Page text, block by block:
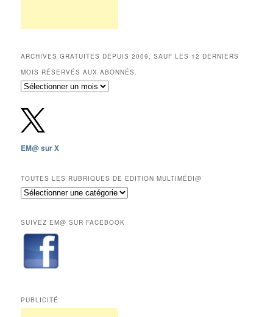
ARCHIVES GRATUITES DEPUIS 2009, SAUF LES 12 DERNIERS
MOIS RÉSERVÉS AUX ABONNÉS.
Archives
depuis
2009,
sauf
les
mois
réservés
aux
EM@ sur X
TOUTES LES RUBRIQUES DE EDITION MULTIMÉDI@
Toutes
de
Edition
Multimédi@
SUIVEZ EM@ SUR FACEBOOK
PUBLICITÉ